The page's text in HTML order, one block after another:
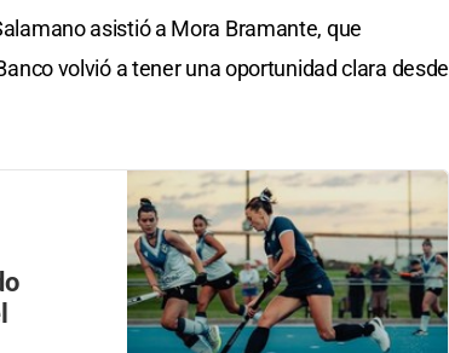
asistió a Mora Bramante, que
volvió a tener una oportunidad clara desde